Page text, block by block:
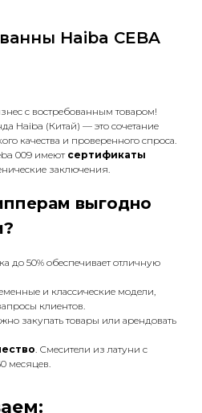
Haiba CEBA
с востребованным товаром!
Haiba (Китай) — это сочетание
качества и проверенного спроса.
009 имеют сертификаты
заключения.
выгодно
до 50% обеспечивает отличную
и классические модели,
клиентов.
закупать товары или арендовать
. Смесители из латуни с
месяцев.